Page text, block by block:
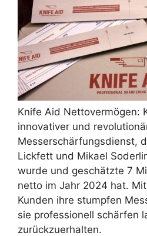
Knife Aid Nettovermögen:
innovativer und
Messerschärfungsdienst,
Lickfett und Mikael
wurde und geschätzte 7
netto im Jahr 2024 hat.
Kunden ihre stumpfen
sie professionell schärfen
zurückzuerhalten.